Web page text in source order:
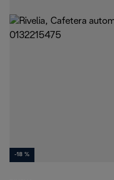
-18 %